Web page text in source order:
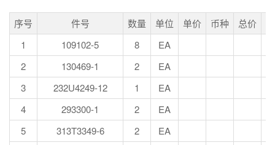
序号 件号 数量 单位 单价 币种 总价
1
109102-5 8
EA
2
130469-1 2
EA
3
232U4249-12 1
EA
4
293300-1 2
EA
5
313T3349-6 2
EA